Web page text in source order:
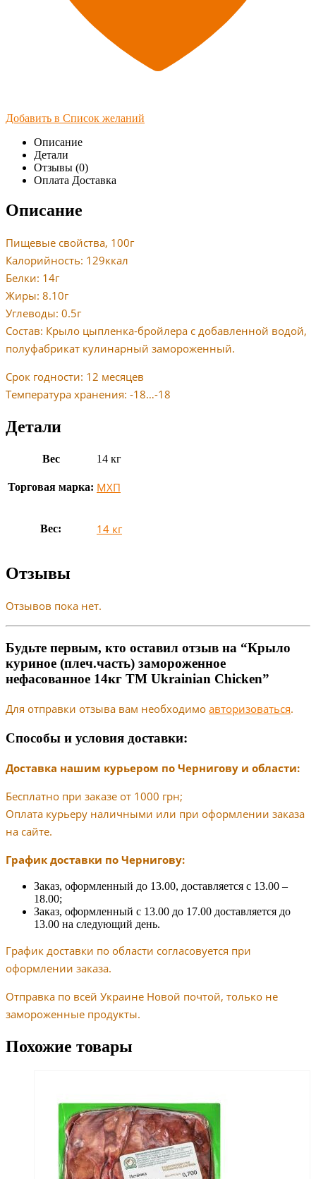
Добавить в Список желаний
Описание
Детали
Отзывы (0)
Оплата Доставка
Описание
Пищевые свойства, 100г
Калорийность: 129ккал
Белки: 14г
Жиры: 8.10г
Углеводы: 0.5г
Состав: Крыло цыпленка-бройлера с добавленной водой,
полуфабрикат кулинарный замороженный.
Срок годности: 12 месяцев
Температура хранения: -18…-18
Детали
Вес 14 кг
Торговая марка: МХП
Вес: 14 кг
Отзывы
Отзывов пока нет.
Будьте первым, кто оставил отзыв на “Крыло
куриное (плеч.часть) замороженное
нефасованное 14кг ТМ Ukrainian Chicken”
Для отправки отзыва вам необходимо авторизоваться.
Способы и условия доставки:
Доставка нашим курьером по Чернигову и области:
Бесплатно при заказе от 1000 грн;
Оплата курьеру наличными или при оформлении заказа
на сайте.
График доставки по Чернигову:
Заказ, оформленный до 13.00, доставляется с 13.00 –
18.00;
Заказ, оформленный с 13.00 до 17.00 доставляется до
13.00 на следующий день.
График доставки по области согласовуется при
оформлении заказа.
Отправка по всей Украине Новой почтой, только не
замороженные продукты.
Похожие товары